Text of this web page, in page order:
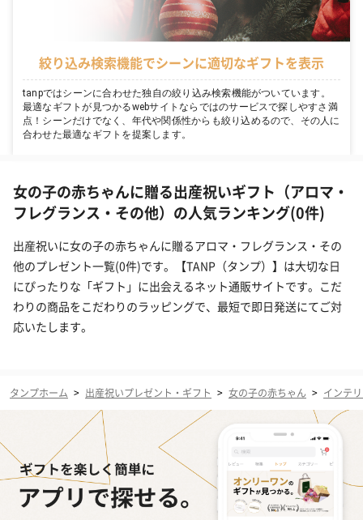
絞り込み検索機能でシーンに適切なギフトを表示
tanpではシーンに合わせた独自の絞り込み検索機能がついています。
最適なギフトが見つかるwebサイトならではのサービスで探しやすさ満
点！シーンだけでなく、年代や関係性からも絞り込めるので、その人に
合わせた最適なギフトを提案します。
女の子の赤ちゃんに贈る出産祝いギフト（アロマ・
フレグランス・その他）の人気ランキング(0件)
出産祝いに女の子の赤ちゃんに贈るアロマ・フレグランス・その
他のプレゼント一覧(0件)です。【TANP（タンプ）】は大切な日
にぴったりな「ギフト」に出会えるネット通販サイトです。こだ
わりの商品をこだわりのラッピングで、最短で即日発送にてご対
応いたします。
タンプホーム > 出産祝いプレゼント・ギフト > 女の子の赤ちゃん > インテ